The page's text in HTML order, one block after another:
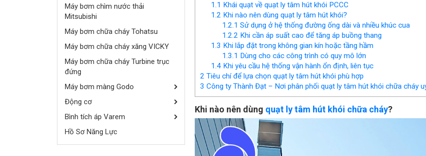
Máy bơm chìm nước thải
Mitsubishi
Máy bơm chữa cháy Tohatsu
Máy bơm chữa cháy xăng VICKY
Máy bơm chữa cháy Turbine trục
đứng
Máy bơm màng Godo
Động cơ
Bình tích áp Varem
Hồ Sơ Năng Lực
1.1 Khái quạt về quạt ly tâm hút khói PCCC
1.2 Khi nào nên dùng quạt ly tâm hút khói?
1.2.1 Sử dụng ở hệ thống đường ống dài và nhiều khúc cua
1.2.2 Khi cần áp suất cao để tăng áp buồng thang
1.3 Khi lắp đặt trong không gian kín hoặc tầng hầm
1.3.1 Dùng cho các công trình có quy mô lớn
1.4 Khi yêu cầu hệ thống vận hành ổn định, liên tục
2 Tiêu chí để lựa chọn quạt ly tâm hút khói phù hợp
3 Công ty Thành Đạt – Nơi phân phối quạt ly tâm hút khói chữa cháy
Khi nào nên dùng quạt ly tâm hút khói chữa cháy?